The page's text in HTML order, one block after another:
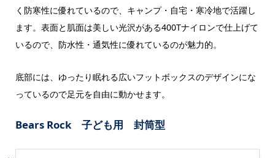
く防寒性に優れているので、キャンプ・自宅・寒冷地で活躍し
ます。表面と肌面は美しい光沢がある400Tナイロンで仕上げて
いるので、防水性・通気性に優れているのが魅力的。
底部には、ゆったり眠れる広いフットボックスのデザインにな
っているので足元を自由に動かせます。
Bears Rock 子ども用 封筒型